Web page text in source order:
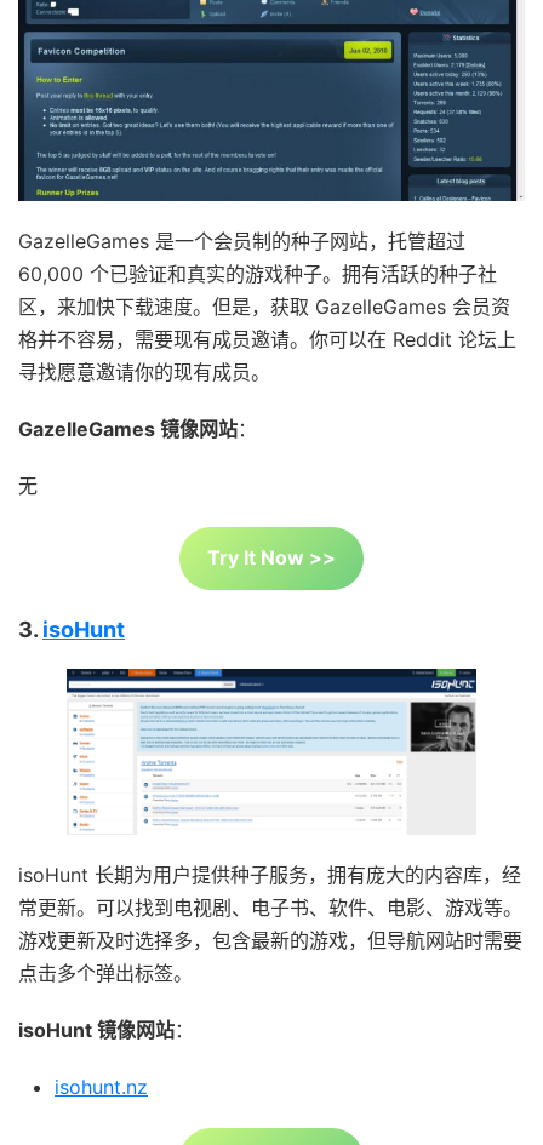
GazelleGames 是一个会员制的种子网站，托管超过
60,000 个已验证和真实的游戏种子。拥有活跃的种子社
区，来加快下载速度。但是，获取 GazelleGames 会员资
格并不容易，需要现有成员邀请。你可以在 Reddit 论坛上
寻找愿意邀请你的现有成员。
GazelleGames 镜像网站：
无
Try It Now >>
3. isoHunt
isoHunt 长期为用户提供种子服务，拥有庞大的内容库，经
常更新。可以找到电视剧、电子书、软件、电影、游戏等。
游戏更新及时选择多，包含最新的游戏，但导航网站时需要
点击多个弹出标签。
isoHunt 镜像网站：
isohunt.nz